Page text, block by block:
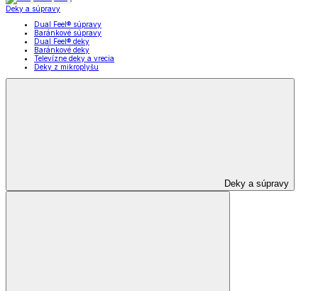
Deky a súpravy
Dual Feel® súpravy
Baránkové súpravy
Dual Feel® deky
Baránkové deky
Televízne deky a vrecia
Deky z mikroplyšu
Deky a súpravy